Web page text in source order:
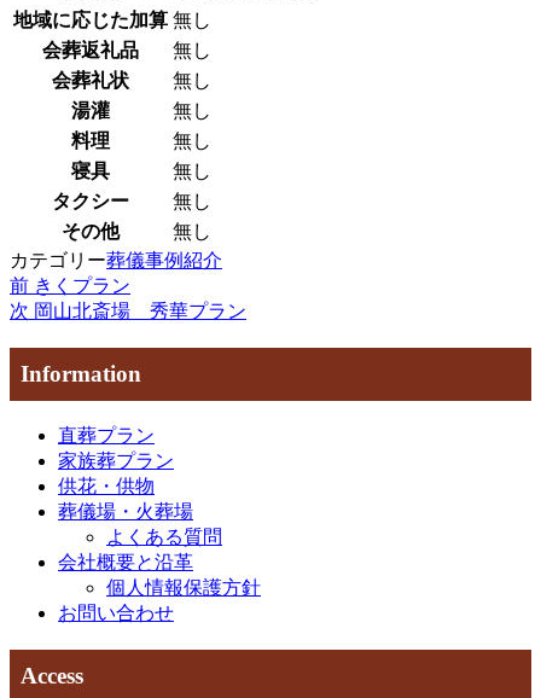
地域に応じた加算 無し
会葬返礼品
無し
会葬礼状
無し
湯灌
無し
料理
無し
寝具
無し
タクシー
無し
その他
無し
カテゴリー葬儀事例紹介
投
稿
ナ
ビ
過
去
稿
前 きくプラン
次
稿
次 岡山北斎場 秀華プラン
Information
直葬プラン
家族葬プラン
供花・供物
葬儀場・火葬場
よくある質問
会社概要と沿革
個人情報保護方針
お問い合わせ
Access